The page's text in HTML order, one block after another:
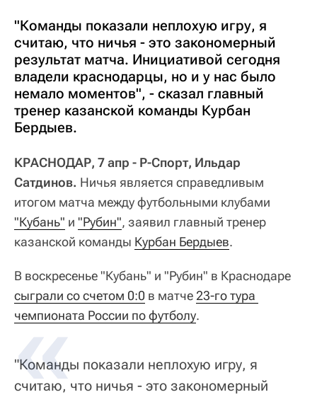
"Команды показали неплохую игру, я
считаю, что ничья - это закономерный
результат матча. Инициативой сегодня
владели краснодарцы, но и у нас было
немало моментов", - сказал главный
тренер казанской команды Курбан
Бердыев.
КРАСНОДАР, 7 апр - Р-Спорт, Ильдар
Сатдинов. Ничья является справедливым
итогом матча между футбольными клубами
"Кубань" и "Рубин", заявил главный тренер
казанской команды Курбан Бердыев.
В воскресенье "Кубань" и "Рубин" в Краснодаре
сыграли со счетом 0:0 в матче 23-го тура
чемпионата России по футболу.
"Команды показали неплохую игру, я
считаю, что ничья - это закономерный